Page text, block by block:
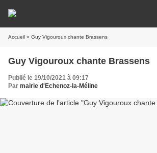
Accueil » Guy Vigouroux chante Brassens
Guy Vigouroux chante Brassens
Publié le 19/10/2021 à 09:17
Par mairie d'Echenoz-la-Méline